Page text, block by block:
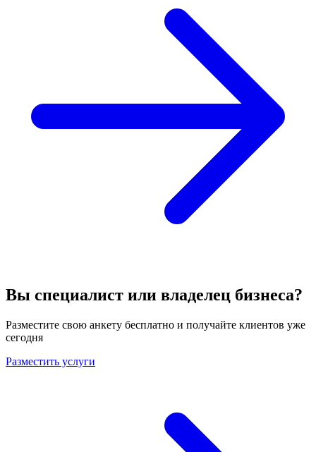
Вы специалист или владелец бизнеса?
Разместите свою анкету бесплатно и получайте клиентов уже
сегодня
Разместить услуги